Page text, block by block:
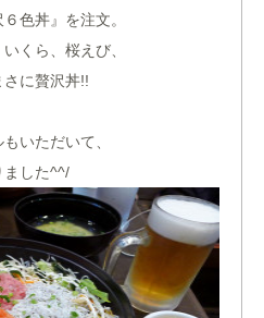
色丼』を注文。
くら、桜えび、
に贅沢丼!!
いただいて、
ました^^/